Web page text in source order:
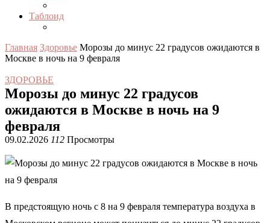
Таблоид
Главная Здоровье Морозы до минус 22 градусов ожидаются в
Москве в ночь на 9 февраля
ЗДОРОВЬЕ
Морозы до минус 22 градусов
ожидаются в Москве в ночь на 9
февраля
09.02.2026 112 Просмотры
В предстоящую ночь с 8 на 9 февраля температура воздуха в